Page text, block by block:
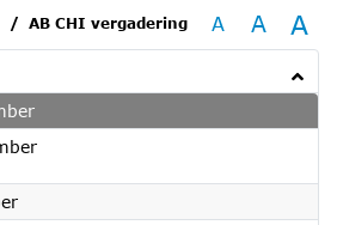
AB CHI vergadering A A A
2026
2026
2026